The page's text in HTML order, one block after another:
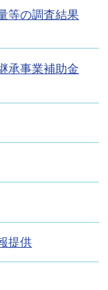
等の調査結果
承事業補助金
提供